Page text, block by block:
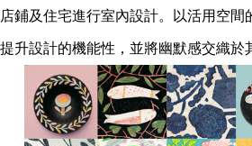
店鋪及住宅進行室內設計。以活用空間
提升設計的機能性，並將幽默感交織於